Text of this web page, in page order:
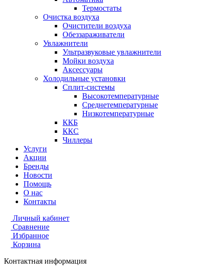
Термостаты
Очистка воздуха
Очистители воздуха
Обеззараживатели
Увлажнители
Ультразвуковые увлажнители
Мойки воздуха
Аксессуары
Холодильные установки
Сплит-системы
Высокотемпературные
Среднетемпературные
Низкотемпературные
ККБ
ККС
Чиллеры
Услуги
Акции
Бренды
Новости
Помощь
О нас
Контакты
Личный кабинет
Сравнение
Избранное
Корзина
Контактная информация